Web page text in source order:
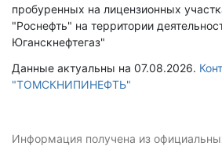
пробуренных на лицензионных
"Роснефть" на территории
Юганскнефтегаз"
Данные актуальны на 07.08.2026.
"ТОМСКНИПИНЕФТЬ"
Информация получена из